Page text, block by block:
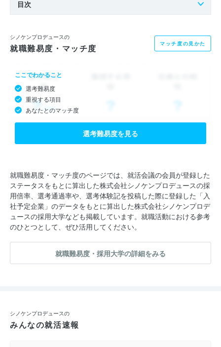
目次
シノケンプロデュースの
就職難易度・マッチ度 マッチ度の見かた
ここでわかること
選考難易度
重視する項目
あなたとのマッチ度
選考難易度を見る
就職難易度・マッチ度のページでは、就活会議の会員が登録した
ステータスをもとに算出した株式会社シノケンプロデュースの採
用倍率、選考通過率や、選考体験記を投稿した際に登録した「入
社予定企業」のデータをもとに算出した株式会社シノケンプロデ
ュースの採用大学なども掲載しています。就職活動における参考
のひとつとして、ぜひ活用してください。
就職難易度・採用大学の詳細をみる
シノケンプロデュースの
みんなの就活速報